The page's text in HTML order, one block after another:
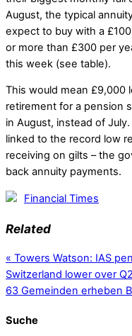
August, the typical
expect to buy with a
or more than £300 per
this week (see table).
This would mean £9,000
retirement for a pension
in August, instead of
linked to the record low
receiving on gilts – the
back annuity payments.
Financial Times
Related
« Towers Watson: IAS
Switzerland lower over Q2
63 Gemeinden erheben
Suche